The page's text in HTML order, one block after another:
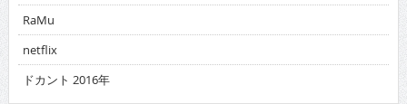
RaMu
netflix
ドカント 2016年